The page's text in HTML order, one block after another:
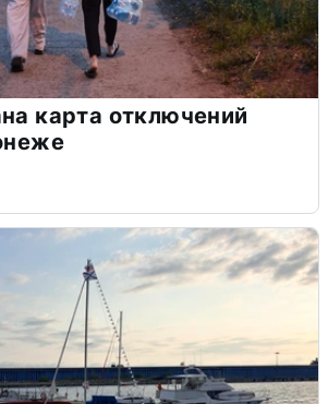
карта отключений